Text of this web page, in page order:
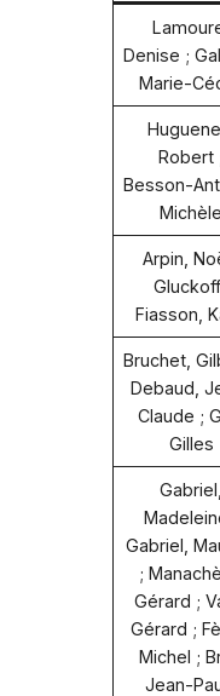
Denise ;
Marie-
Robert
Besson-
Michèle
Arpin,
Fiasson,
Bruchet,
Debaud,
Claude ;
Gilles
Gabriel,
Gabriel,
;
Gérard ;
Gérard ;
Michel ;
Jean-